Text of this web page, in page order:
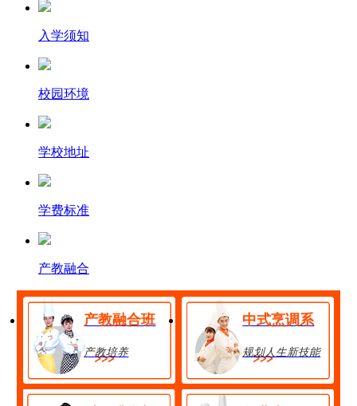
入学须知
校园环境
学校地址
学费标准
产教融合
产教融合班
产教培养
中式烹调系
规划人生新技能